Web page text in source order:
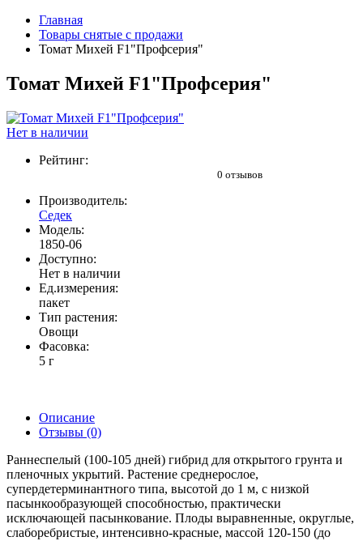
Главная
Товары снятые с продажи
Томат Михей F1"Профсерия"
Томат Михей F1"Профсерия"
Нет в наличии
Рейтинг:
0 отзывов
Производитель:
Седек
Модель:
1850-06
Доступно:
Нет в наличии
Ед.измерения:
пакет
Тип растения:
Овощи
Фасовка:
5 г
Описание
Отзывы (0)
Раннеспелый (100-105 дней) гибрид для открытого грунта и
пленочных укрытий. Растение среднерослое,
супердетерминантного типа, высотой до 1 м, с низкой
пасынкообразующей способностью, практически
исключающей пасынкование. Плоды выравненные, округлые,
слаборебристые, интенсивно-красные, массой 120-150 (до